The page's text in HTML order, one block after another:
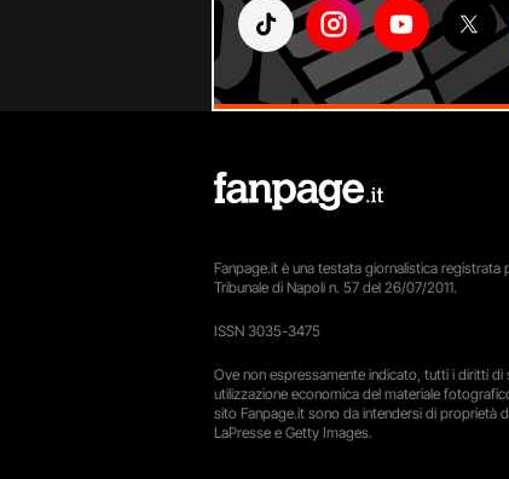
Fanpage.it è una testata giornalistica registrata
Tribunale di Napoli n. 57 del 26/07/2011.
ISSN 3035-3475
Ove non espressamente indicato, tutti i diritti
utilizzazione economica del materiale
sito Fanpage.it sono da intendersi di proprietà
LaPresse e Getty Images.